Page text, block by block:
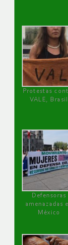
Protestas
VALE, Brasil
Defensoras
amenazadas
México